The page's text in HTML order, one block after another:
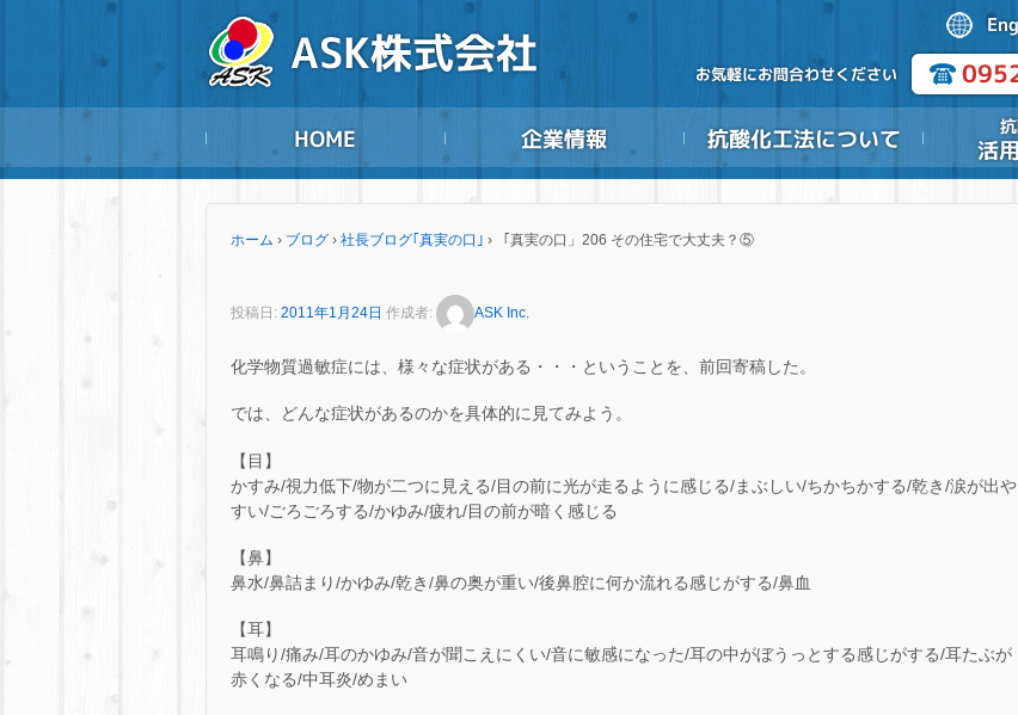
ホーム › ブログ › 社長ブログ｢真実の口｣ › 「真実の口」206 その住宅で大丈夫？⑤
投稿日: 2011年1月24日 作成者: ASK Inc.
化学物質過敏症には、様々な症状がある・・・ということを、前回寄稿した。
では、どんな症状があるのかを具体的に見てみよう。
【目】
かすみ/視力低下/物が二つに見える/目の前に光が走るように感じる/まぶしい/ちかちかする/乾き/涙が出や
すい/ごろごろする/かゆみ/疲れ/目の前が暗く感じる
【鼻】
鼻水/鼻詰まり/かゆみ/乾き/鼻の奥が重い/後鼻腔に何か流れる感じがする/鼻血
【耳】
耳鳴り/痛み/耳のかゆみ/音が聞こえにくい/音に敏感になった/耳の中がぼうっとする感じがする/耳たぶが
赤くなる/中耳炎/めまい